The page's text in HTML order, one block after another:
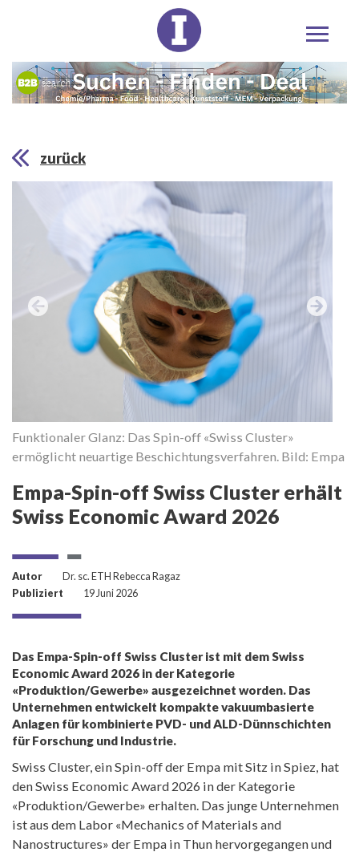
zurück
Funktionaler Glanz: Das Spin-off «Swiss Cluster»
ermöglicht neuartige Beschichtungsverfahren. Bild: Empa
Empa-Spin-off Swiss Cluster erhält
Swiss Economic Award 2026
Autor
Dr. sc. ETH Rebecca Ragaz
Publiziert
19 Juni 2026
Das Empa-Spin-off Swiss Cluster ist mit dem Swiss
Economic Award 2026 in der Kategorie
«Produktion/Gewerbe» ausgezeichnet worden. Das
Unternehmen entwickelt kompakte vakuumbasierte
Anlagen für kombinierte PVD- und ALD-Dünnschichten
für Forschung und Industrie.
Swiss Cluster, ein Spin-off der Empa mit Sitz in Spiez, hat
den Swiss Economic Award 2026 in der Kategorie
«Produktion/Gewerbe» erhalten. Das junge Unternehmen
ist aus dem Labor «Mechanics of Materials and
Nanostructures» der Empa in Thun hervorgegangen und